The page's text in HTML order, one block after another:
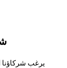
يرغب شركاؤنا